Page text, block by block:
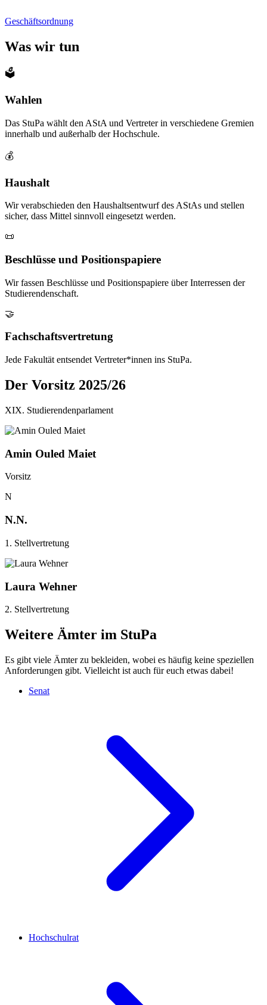
Geschäftsordnung
Was wir tun
🗳️
Wahlen
Das StuPa wählt den AStA und Vertreter in verschiedene Gremien
innerhalb und außerhalb der Hochschule.
💰
Haushalt
Wir verabschieden den Haushaltsentwurf des AStAs und stellen
sicher, dass Mittel sinnvoll eingesetzt werden.
📜
Beschlüsse und Positionspapiere
Wir fassen Beschlüsse und Positionspapiere über Interressen der
Studierendenschaft.
🤝
Fachschaftsvertretung
Jede Fakultät entsendet Vertreter*innen ins StuPa.
Der Vorsitz 2025/26
XIX. Studierendenparlament
Amin Ouled Maiet
Vorsitz
N
N.N.
1. Stellvertretung
Laura Wehner
2. Stellvertretung
Weitere Ämter im StuPa
Es gibt viele Ämter zu bekleiden, wobei es häufig keine speziellen
Anforderungen gibt. Vielleicht ist auch für euch etwas dabei!
Senat
Hochschulrat